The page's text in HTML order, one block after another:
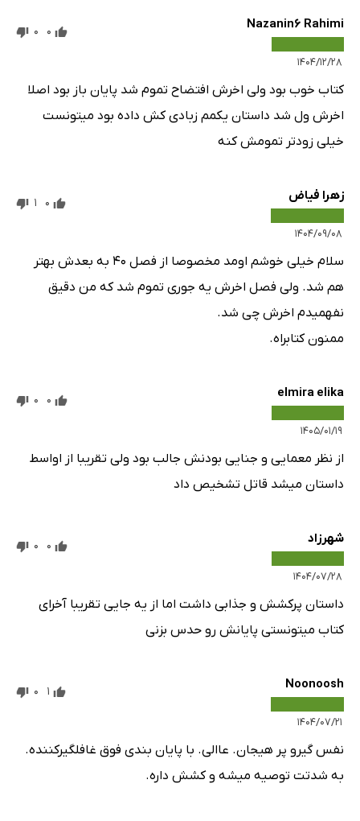
Nazanin6 Rahimi
۱۴۰۴/۱۲/۲۸
0
0
کتاب خوب بود ولی اخرش افتضاح تموم شد پایان باز بود اصلا
اخرش ول شد داستان یکمم زبادی کش داده بود میتونست
خیلی زودتر تمومش کنه
زهرا فیاض
۱۴۰۴/۰۹/۰۸
0
1
سلام خیلی خوشم اومد مخصوصا از فصل ۴۰ به بعدش بهتر
هم شد. ولی فصل اخرش یه جوری تموم شد که من دقیق
نفهمیدم اخرش چی شد.
ممنون کتابراه.
elmira elika
۱۴۰۵/۰۱/۱۹
0
0
از نظر معمایی و جنایی بودنش جالب بود ولی تقریبا از اواسط
داستان میشد قاتل تشخیص داد
شهرزاد
۱۴۰۴/۰۷/۲۸
0
0
داستان پرکشش و جذابی داشت اما از یه جایی تقریبا آخرای
کتاب میتونستی پایانش رو حدس بزنی
Noonoosh
۱۴۰۴/۰۷/۲۱
1
0
نفس گیرو پر هیجان. عاالی. با پایان بندی فوق غافلگیرکننده.
به شدتت توصیه میشه و کشش داره.